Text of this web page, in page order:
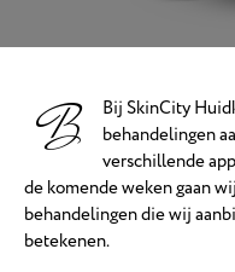
B
Bij SkinCity
behandelingen
verschillende
de komende weken gaan
behandelingen die wij
betekenen.